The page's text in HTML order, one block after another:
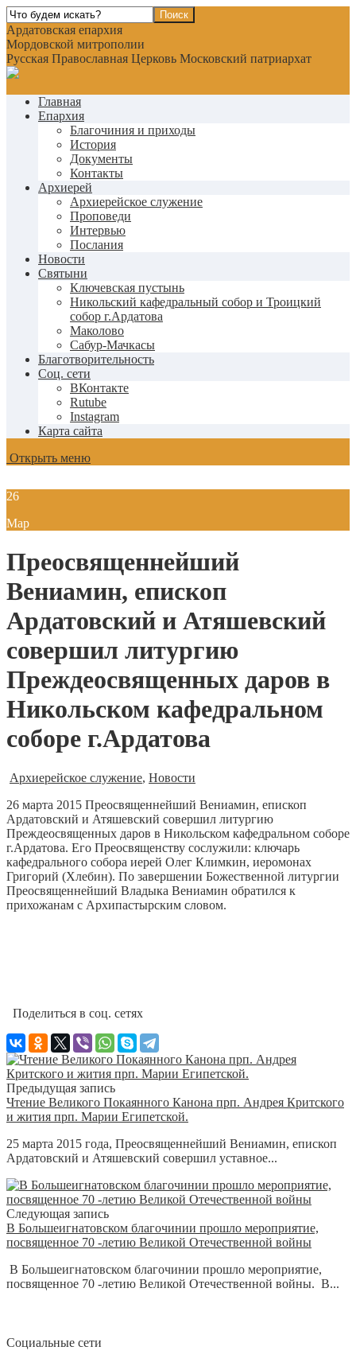
Ардатовская епархия
Мордовской митрополии
Русская Православная Церковь Московский патриархат
Главная
Епархия
Благочиния и приходы
История
Документы
Контакты
Архиерей
Архиерейское служение
Проповеди
Интервью
Послания
Новости
Святыни
Ключевская пустынь
Никольский кафедральный собор и Троицкий
собор г.Ардатова
Маколово
Сабур-Мачкасы
Благотворительность
Соц. сети
ВКонтакте
Rutube
Instagram
Карта сайта
Открыть меню
26
Мар
Преосвященнейший
Вениамин, епископ
Ардатовский и Атяшевский
совершил литургию
Преждеосвященных даров в
Никольском кафедральном
соборе г.Ардатова
Архиерейское служение, Новости
26 марта 2015 Преосвященнейший Вениамин, епископ
Ардатовский и Атяшевский совершил литургию
Преждеосвященных даров в Никольском кафедральном соборе
г.Ардатова. Его Преосвященству сослужили: ключарь
кафедрального собора иерей Олег Климкин, иеромонах
Григорий (Хлебин). По завершении Божественной литургии
Преосвященнейший Владыка Вениамин обратился к
прихожанам с Архипастырским словом.
Поделиться в соц. сетях
Предыдущая запись
Чтение Великого Покаянного Канона прп. Андрея Критского
и жития прп. Марии Египетской.
25 марта 2015 года, Преосвященнейший Вениамин, епископ
Ардатовский и Атяшевский совершил уставное...
Следующая запись
В Большеигнатовском благочинии прошло мероприятие,
посвященное 70 -летию Великой Отечественной войны
В Большеигнатовском благочинии прошло мероприятие,
посвященное 70 -летию Великой Отечественной войны. В...
Социальные сети